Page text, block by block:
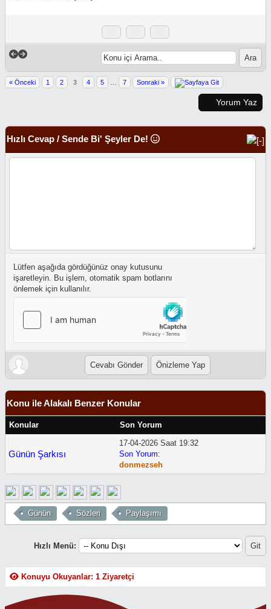
« Önceki 1 2 3 4 5 7 Sonraki »
Yorum Yaz
Hızlı Cevap / Sende Bi' Şeyler De!
Lütfen aşağıda gördüğünüz onay kutusunu
işaretleyin. Bu işlem, otomatik spam botlarını
önlemek için kullanılır.
Konu ile Alakalı Benzer Konular
Konular Son Yorum
Günün Şarkısı
17-04-2026 Saat 19:32
Son Yorum:
donmezseh
Günün Sözleri Paylaşımı
Hızlı Menü:
Konuyu Okuyanlar: 1 Ziyaretçi